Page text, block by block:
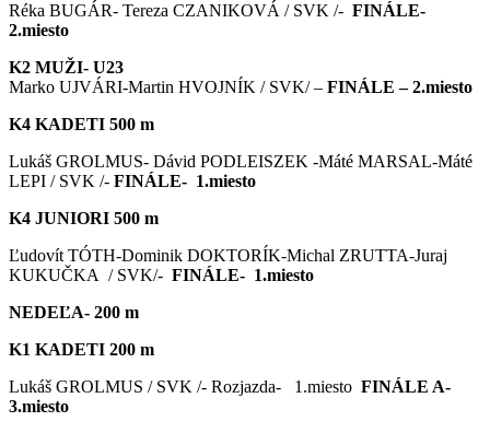
Réka BUGÁR- Tereza CZANIKOVÁ / SVK /- FINÁLE-
2.miesto
K2 MUŽI- U23
Marko UJVÁRI-Martin HVOJNÍK / SVK/ – FINÁLE – 2.miesto
K4 KADETI 500 m
Lukáš GROLMUS- Dávid PODLEISZEK -Máté MARSAL-Máté
LEPI / SVK /- FINÁLE- 1.miesto
K4 JUNIORI 500 m
Ľudovít TÓTH-Dominik DOKTORÍK-Michal ZRUTTA-Juraj
KUKUČKA / SVK/- FINÁLE- 1.miesto
NEDEĽA- 200 m
K1 KADETI 200 m
Lukáš GROLMUS / SVK /- Rozjazda- 1.miesto FINÁLE A-
3.miesto